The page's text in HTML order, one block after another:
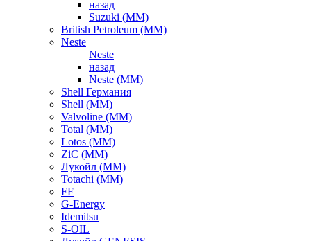
назад
Suzuki (ММ)
British Petroleum (ММ)
Neste
Neste
назад
Neste (ММ)
Shell Германия
Shell (ММ)
Valvoline (ММ)
Total (ММ)
Lotos (ММ)
ZiC (ММ)
Лукойл (ММ)
Totachi (MM)
FF
G-Energy
Idemitsu
S-OIL